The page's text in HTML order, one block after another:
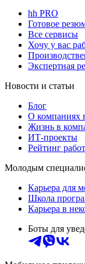
hh PRO
Готовое
Все сервисы
Хочу у вас
Экспертная
Новости и статьи
Блог
О компаниях
Жизнь в
ИТ-проекты
Рейтинг
Молодым
Карьера для
Школа
Карьера в
Боты для